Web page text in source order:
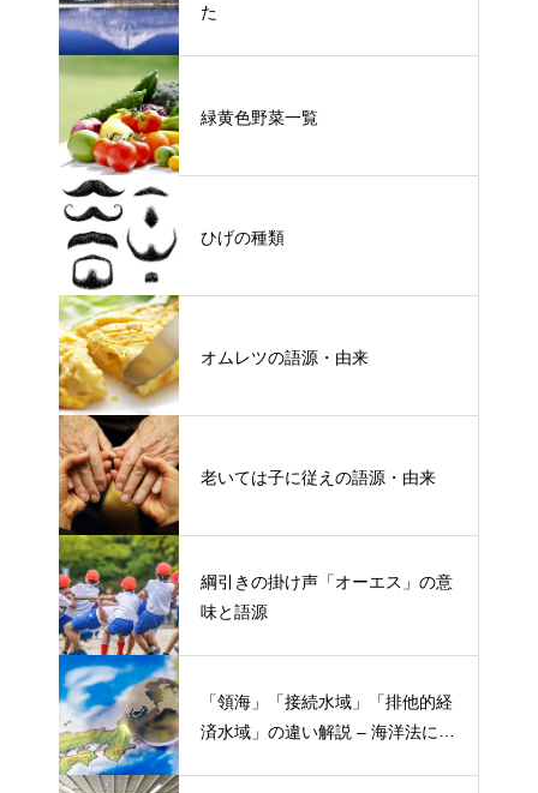
た
緑黄色野菜一覧
ひげの種類
オムレツの語源・由来
老いては子に従えの語源・由来
綱引きの掛け声「オーエス」の意
味と語源
「領海」「接続水域」「排他的経
済水域」の違い解説 – 海洋法にお